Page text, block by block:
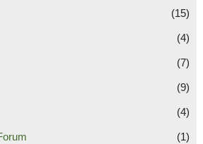
(15)
(4)
(7)
(9)
(4)
(1)